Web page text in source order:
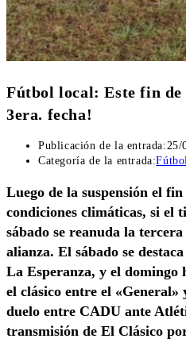
Fútbol local: Este fin de
3era. fecha!
Publicación de la entrada:25/
Categoría de la entrada:
Luego de la suspensión el
condiciones climáticas, si el
sábado se reanuda la
alianza. El sábado se
La Esperanza, y el domingo
el clásico entre el
duelo entre CADU ante
transmisión de El Clásico